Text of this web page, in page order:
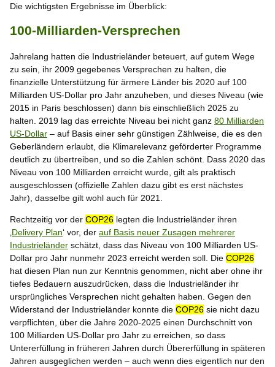
Die wichtigsten Ergebnisse im Überblick:
100-Milliarden-Versprechen
Jahrelang hatten die Industrieländer beteuert, auf gutem Wege
zu sein, ihr 2009 gegebenes Versprechen zu halten, die
finanzielle Unterstützung für ärmere Länder bis 2020 auf 100
Milliarden US-Dollar pro Jahr anzuheben, und dieses Niveau (wie
2015 in Paris beschlossen) dann bis einschließlich 2025 zu
halten. 2019 lag das erreichte Niveau bei nicht ganz 80 Milliarden
US-Dollar – auf Basis einer sehr günstigen Zählweise, die es den
Geberländern erlaubt, die Klimarelevanz geförderter Programme
deutlich zu übertreiben, und so die Zahlen schönt. Dass 2020 das
Niveau von 100 Milliarden erreicht wurde, gilt als praktisch
ausgeschlossen (offizielle Zahlen dazu gibt es erst nächstes
Jahr), dasselbe gilt wohl auch für 2021.
Rechtzeitig vor der COP26 legten die Industrieländer ihren
Delivery Plan‘ vor, der auf Basis neuer Zusagen mehrerer
Industrieländer schätzt, dass das Niveau von 100 Milliarden US-
Dollar pro Jahr nunmehr 2023 erreicht werden soll. Die COP26
hat diesen Plan nun zur Kenntnis genommen, nicht aber ohne ihr
tiefes Bedauern auszudrücken, dass die Industrieländer ihr
ursprüngliches Versprechen nicht gehalten haben. Gegen den
Widerstand der Industrieländer konnte die COP26 sie nicht dazu
verpflichten, über die Jahre 2020-2025 einen Durchschnitt von
100 Milliarden US-Dollar pro Jahr zu erreichen, so dass
Untererfüllung in früheren Jahren durch Übererfüllung in späteren
Jahren ausgeglichen werden – auch wenn dies eigentlich nur den